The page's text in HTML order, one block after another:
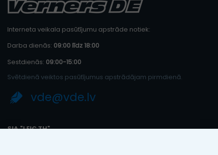
Interneta veikala pasūtījumu apstrāde notiek:
Darba dienās: 09:00 līdz 18:00
Sestdienās: 09:00-15:00
Svētdienā veiktos pasūtījumus apstrādājam pirmdienā.
vde@vde.lv
SIA "LEIC TH"